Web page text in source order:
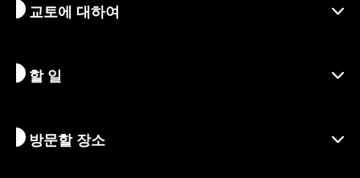
교토에 대하여
교토 알아보기
시즌별 정보
할 일
여행 아이디어
방문할 장소